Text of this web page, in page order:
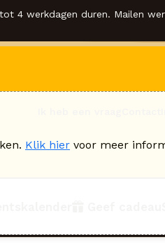
4 werkdagen duren. Mailen
Klik hier voor meer